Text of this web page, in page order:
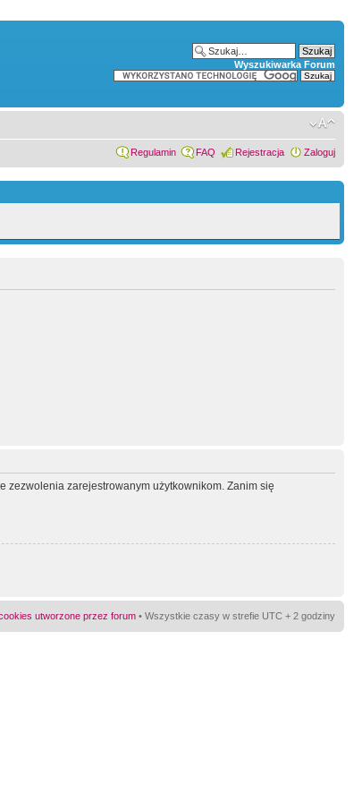
Wyszukiwarka Forum
Regulamin FAQ Rejestracja Zaloguj
zezwolenia zarejestrowanym użytkownikom. Zanim się
utworzone przez forum • Wszystkie czasy w strefie UTC + 2 godziny